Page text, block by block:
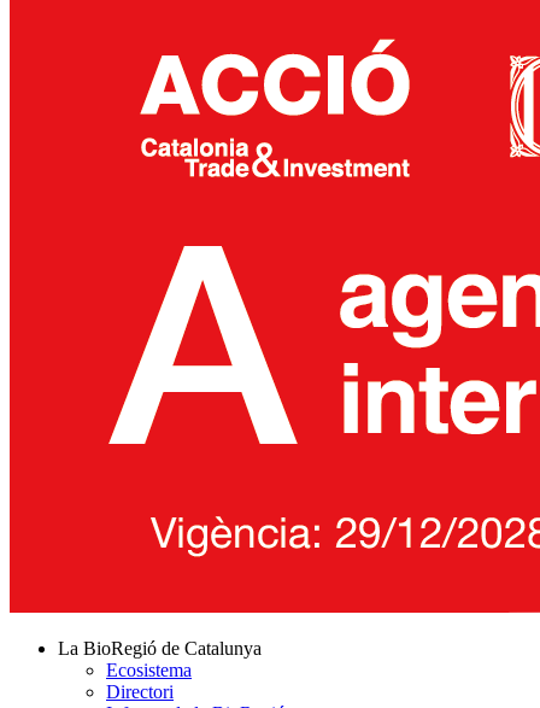
La BioRegió de Catalunya
Ecosistema
Directori